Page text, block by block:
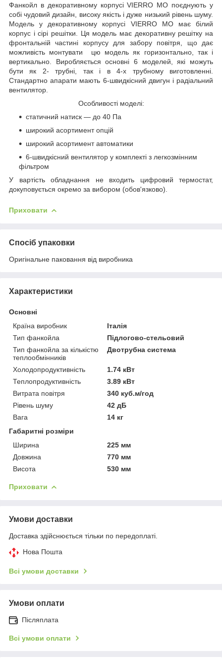
Фанкойл в декоративному корпусі VIERRO MO поєднують у
собі чудовий дизайн, високу якість і дуже низький рівень шуму.
Модель у декоративному корпусі VIERRO MO має білий
корпус і сірі решітки. Ця модель має декоративну решітку на
фронтальній частині корпусу для забору повітря, що дає
можливість монтувати цю модель як горизонтально, так і
вертикально. Виробляється основні 6 моделей, які можуть
бути як 2- трубні, так і в 4-х трубному виготовленні.
Стандартно апарати мають 6-швидкісний двигун і радіальний
вентилятор.
Особливості моделі:
статичний натиск — до 40 Па
широкий асортимент опцій
широкий асортимент автоматики
6-швидкісний вентилятор у комплекті з легкозмінним
фільтром
У вартість обладнання не входить цифровий термостат,
докуповується окремо за вибором (обов'язково).
Приховати
Спосіб упаковки
Оригінальне паковання від виробника
Характеристики
Основні
Країна виробник
Італія
Тип фанкойла
Підлогово-стельовий
Тип фанкойла за кількістю
теплообмінників
Двотрубна система
Холодопродуктивність
1.74 кВт
Теплопродуктивність
3.89 кВт
Витрата повітря
340 куб.м/год
Рівень шуму
42 дБ
Вага
14 кг
Габаритні розміри
Ширина
225 мм
Довжина
770 мм
Висота
530 мм
Приховати
Умови доставки
Доставка здійснюється тільки по передоплаті.
Нова Пошта
Всі умови доставки
Умови оплати
Післяплата
Всі умови оплати